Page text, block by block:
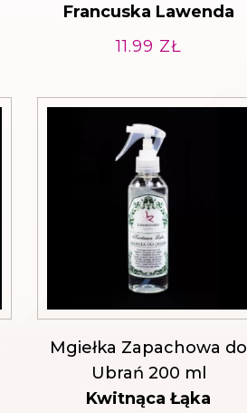
Francuska Lawenda
11.99 ZŁ
Mgiełka Zapachowa do
Ubrań 200 ml
Kwitnąca Łąka